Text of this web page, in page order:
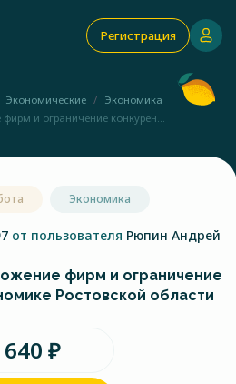
Регистрация
Экономические
Экономика
и ограничение конкурен...
Экономика
от пользователя Рюпин Андрей
фирм и ограничение
Ростовской области
640 ₽